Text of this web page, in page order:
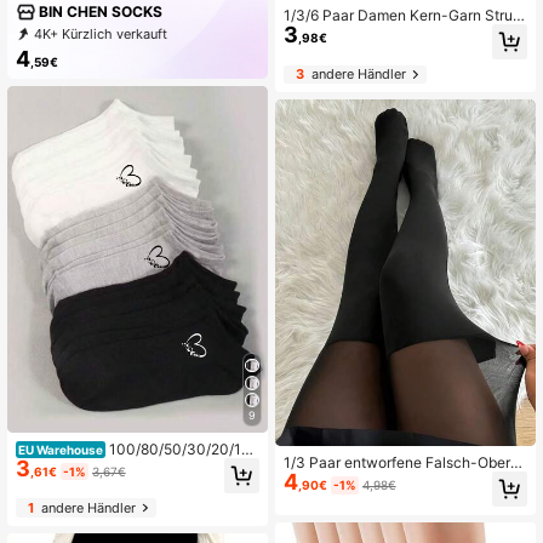
BIN CHEN SOCKS
4K+ Kürzlich verkauft
4 ,59€
9
EU Warehouse 100/80/50/30/20/10/
8/4 Paar feuchtigkeitsableitende, a
ntibakterielle, atmungsaktive, lässig
e Stricksocken, Unisex unsichtbare
Socken, einfarbig, geeignet für Yog
a/Sport
3 ,61€ -1% 3,67€
1andere Händler
1/3/6 Paar Damen Kern-Garn Strum
pfhosen, sexy ultradünne atmungsa
ktive Jumpsuit, Einweg halbtranspa
rente Strumpfhosen, modische Leg
gings, geeignet für Arbeitsplatz, Url
aub, Partys, Reisen, formelle Anläss
e, tägliche Kleidung, Größe fällt klei
n aus
3 ,98€
3andere Händler
1/3 Paar entworfene Falsch-Obersc
henkel-Hohe Strümpfe, 2 in 1 Strum
pfhose
4,90€ -1% 4,98€